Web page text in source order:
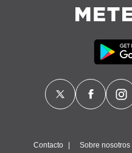
Contacto Sobre nosotros